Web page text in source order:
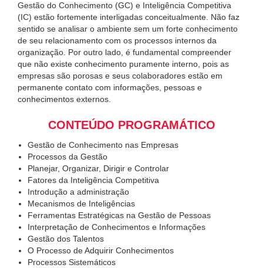
Gestão do Conhecimento (GC) e Inteligência Competitiva
(IC) estão fortemente interligadas conceitualmente. Não faz
sentido se analisar o ambiente sem um forte conhecimento
de seu relacionamento com os processos internos da
organização. Por outro lado, é fundamental compreender
que não existe conhecimento puramente interno, pois as
empresas são porosas e seus colaboradores estão em
permanente contato com informações, pessoas e
conhecimentos externos.
CONTEÚDO PROGRAMÁTICO
Gestão de Conhecimento nas Empresas
Processos da Gestão
Planejar, Organizar, Dirigir e Controlar
Fatores da Inteligência Competitiva
Introdução a administração
Mecanismos de Inteligências
Ferramentas Estratégicas na Gestão de Pessoas
Interpretação de Conhecimentos e Informações
Gestão dos Talentos
O Processo de Adquirir Conhecimentos
Processos Sistemáticos